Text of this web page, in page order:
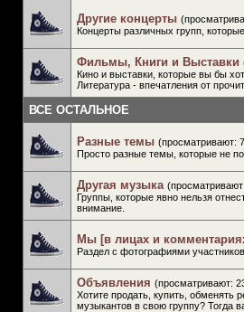
Другие концерты
Концерты различных групп,
Фильмы, Книги и Выставки
Кино и выставки, которые вы бы
Литература - впечатления от
ВСЕ ОСТАЛЬНОЕ
Разные темы (просматривают:
Просто разные темы, которые не
Другая музыка
Группы, которые явно нельзя
внимание.
Мы [в лицах и
Раздел с фотографиями
Объявления (просматривают:
Хотите продать, купить, обменять
музыкантов в свою группу? Тогда